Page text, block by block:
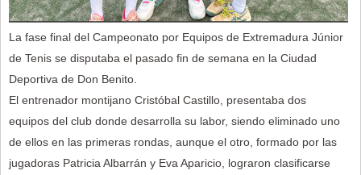
La fase final del Campeonato por Equipos de Extremadura Júnior
de Tenis se disputaba el pasado fin de semana en la Ciudad
Deportiva de Don Benito.
El entrenador montijano Cristóbal Castillo, presentaba dos
equipos del club donde desarrolla su labor, siendo eliminado uno
de ellos en las primeras rondas, aunque el otro, formado por las
jugadoras Patricia Albarrán y Eva Aparicio, lograron clasificarse